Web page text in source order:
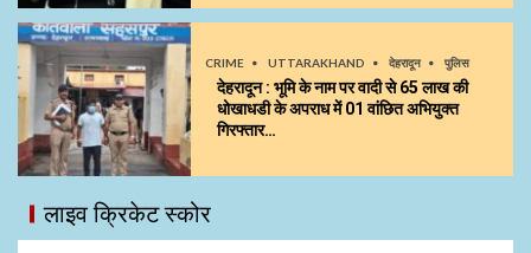
CRIME UTTARAKHAND देहरादून पुलिस
देहरादून : भूमि के नाम पर वादी से 65 लाख की
धोखाधडी के अपराध में 01 वांछित अभियुक्त
गिरफ्तार…
लाइव क्रिकेट स्कोर